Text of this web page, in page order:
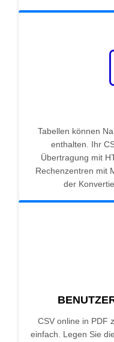
Tabellen können
enthalten. Ihr
Übertragung mit
Rechenzentren mit
der
CSV online in PDF
einfach. Legen Sie